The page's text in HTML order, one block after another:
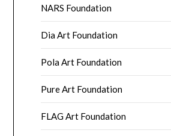
NARS Foundation
Dia Art Foundation
Pola Art Foundation
Pure Art Foundation
FLAG Art Foundation